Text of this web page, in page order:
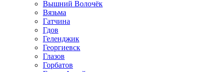
Вышний Волочёк
Вязьма
Гатчина
Гдов
Геленджик
Георгиевск
Глазов
Горбатов